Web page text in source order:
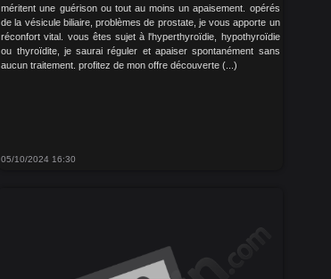
méritent une guérison ou tout au moins un apaisement. opérés
de la vésicule biliaire, problèmes de prostate, je vous apporte un
réconfort vital. vous êtes sujet à l'hyperthyroïdie, hypothyroïdie
ou thyroïdite, je saurai réguler et apaiser spontanément sans
aucun traitement. profitez de mon offre découverte (...)
05/10/2024 16:30